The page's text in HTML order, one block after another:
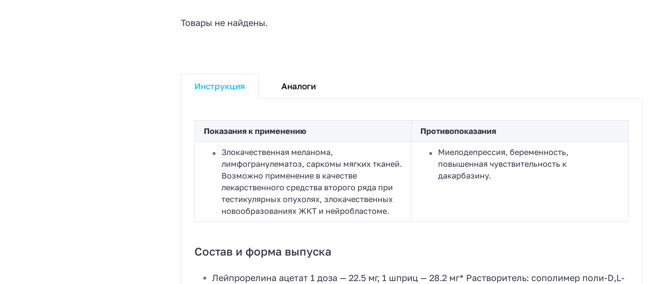
Товары не найдены.
Инструкция Аналоги
Показания к применению Противопоказания
Злокачественная меланома,
лимфогранулематоз, саркомы мягких тканей.
Возможно применение в качестве
лекарственного средства второго ряда при
тестикулярных опухолях, злокачественных
новообразованиях ЖКТ и нейробластоме.
Миелодепрессия, беременность,
повышенная чувствительность к
дакарбазину.
Состав и форма выпуска
Лейпрорелина ацетат 1 доза — 22.5 мг, 1 шприц — 28.2 мг* Растворитель: сополимер поли-D,L-